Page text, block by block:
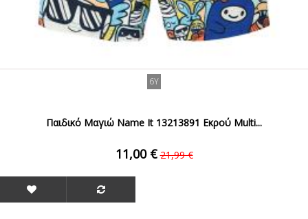
6Y
Παιδικό Μαγιώ Name It 13213891 Εκρού Multi...
11,00 € 21,99 €